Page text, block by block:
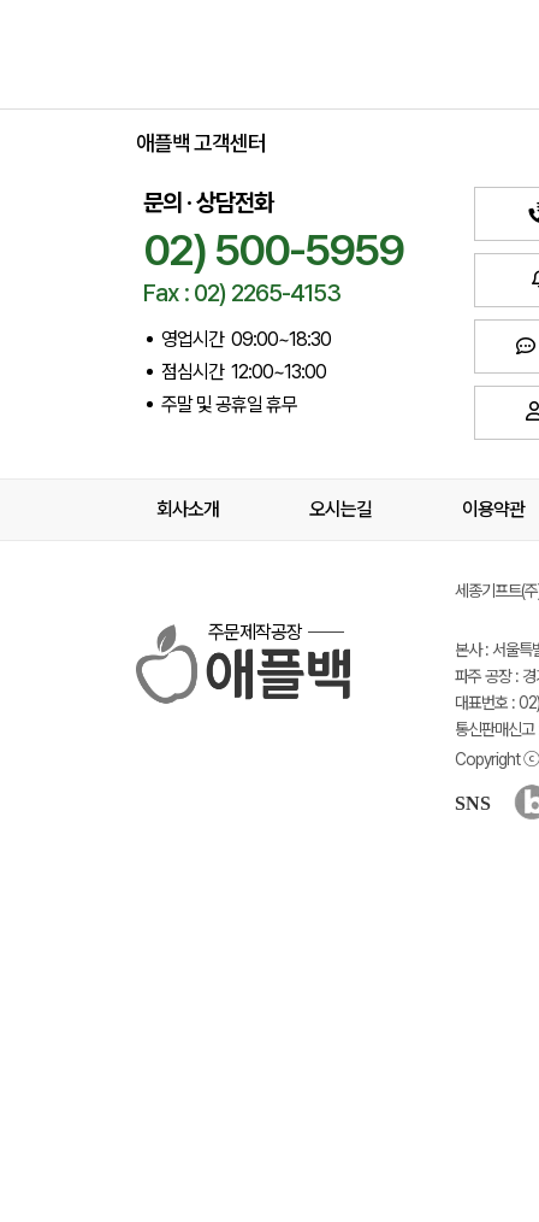
애플백 고객센터
문의 · 상담전화
02) 500-5959
Fax : 02) 2265-4153
영업시간 09:00~18:30
점심시간 12:00~13:00
주말 및 공휴일 휴무
회사소개 오시는길 이용약관
주문제작공장
세종기프트(
본사 : 서울
파주 공장 :
대표번호 :
통신판매신
Copyright ⓒ
SNS